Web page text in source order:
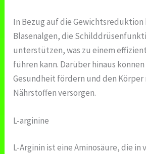
In Bezug auf die Gewichtsreduktion
Blasenalgen, die
unterstützen, was zu einem
führen kann. Darüber hinaus
Gesundheit fördern und den
Nährstoffen versorgen.
L-arginine
L-Arginin ist eine Aminosäure, die in